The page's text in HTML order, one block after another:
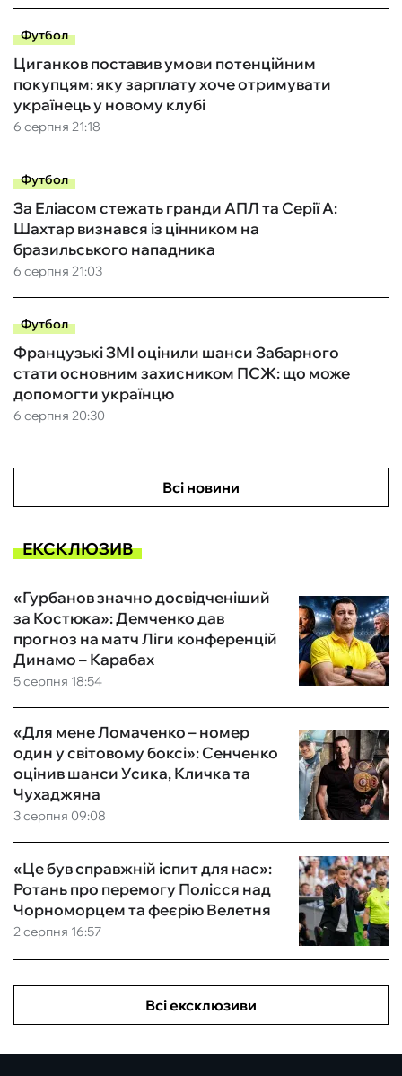
Футбол
6 серпня 21:18
Циганков поставив умови потенційним
покупцям: яку зарплату хоче отримувати
українець у новому клубі
Футбол
6 серпня 21:03
За Еліасом стежать гранди АПЛ та Серії А:
Шахтар визнався із цінником на
бразильського нападника
Футбол
6 серпня 20:30
Французькі ЗМІ оцінили шанси Забарного
стати основним захисником ПСЖ: що може
допомогти українцю
Всі новини
ЕКСКЛЮЗИВ
5 серпня 18:54
«Гурбанов значно досвідченіший
за Костюка»: Демченко дав
прогноз на матч Ліги конференцій
Динамо – Карабах
3 серпня 09:08
«Для мене Ломаченко – номер
один у світовому боксі»: Сенченко
оцінив шанси Усика, Кличка та
Чухаджяна
2 серпня 16:57
«Це був справжній іспит для нас»:
Ротань про перемогу Полісся над
Чорноморцем та феєрію Велетня
Всі ексклюзиви